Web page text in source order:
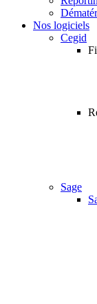
Nos logiciels
Cegid
Sage